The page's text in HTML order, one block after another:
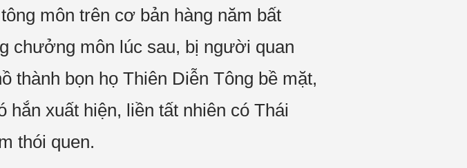
môn trên cơ bản hàng năm bất
chưởng môn lúc sau, bị người quan
thành bọn họ Thiên Diễn Tông bề mặt,
xuất hiện, liền tất nhiên có Thái
thói quen.